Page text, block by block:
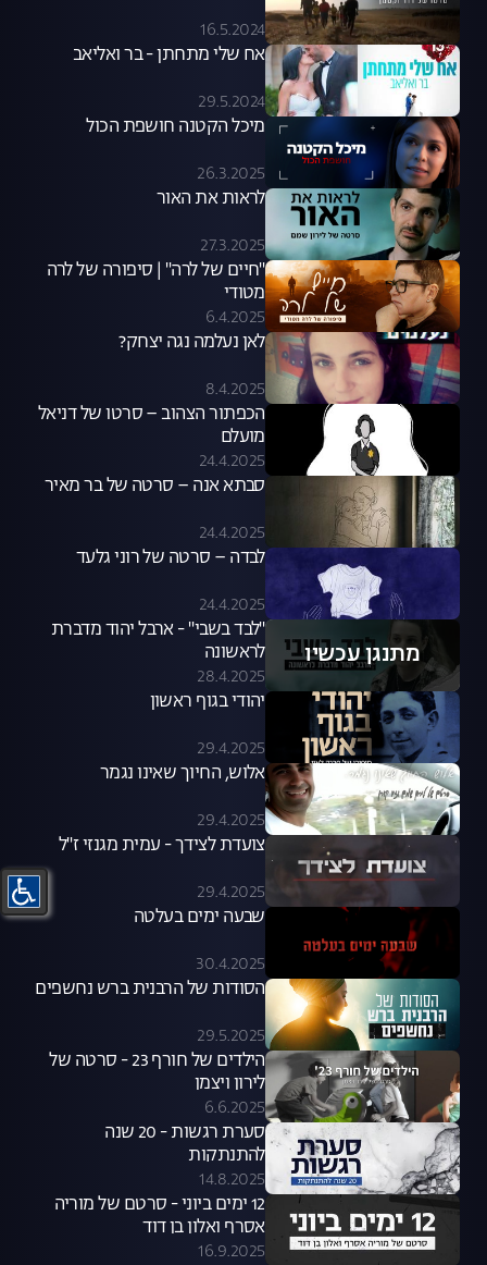
16.5.2024
אח שלי מתחתן - בר ואליאב
29.5.2024
מיכל הקטנה חושפת הכול
26.3.2025
לראות את האור
27.3.2025
"חיים של לרה" | סיפורה של לרה
מטודי
6.4.2025
לאן נעלמה נגה יצחק?
8.4.2025
הכפתור הצהוב – סרטו של דניאל
מועלם
24.4.2025
סבתא אנה – סרטה של בר מאיר
24.4.2025
לבדה – סרטה של רוני גלעד
24.4.2025
מתנגן עכשיו
"לבד בשבי" - ארבל יהוד מדברת
לראשונה
28.4.2025
יהודי בגוף ראשון
29.4.2025
אלוש, החיוך שאינו נגמר
29.4.2025
צועדת לצידך - עמית מגנזי ז"ל
29.4.2025
שבעה ימים בעלטה
30.4.2025
הסודות של הרבנית ברש נחשפים
29.5.2025
הילדים של חורף 23 - סרטה של
לירון ויצמן
6.6.2025
סערת רגשות - 20 שנה
להתנתקות
14.8.2025
12 ימים ביוני - סרטם של מוריה
אסרף ואלון בן דוד
16.9.2025